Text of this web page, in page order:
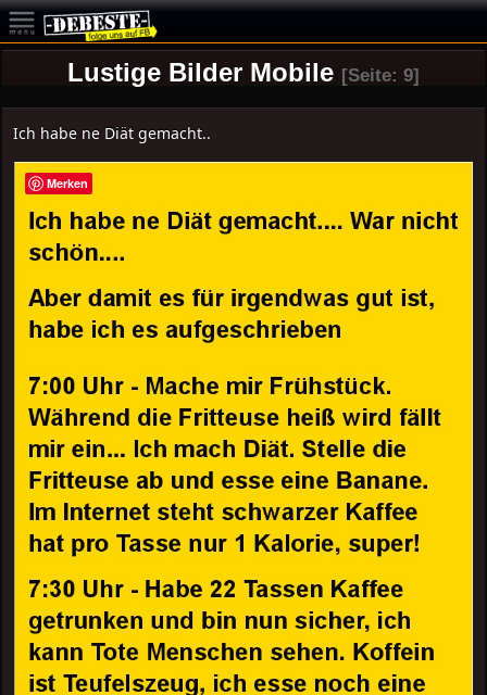
Lustige Bilder Mobile [Seite: 9]
Ich habe ne Diät gemacht..
Merken